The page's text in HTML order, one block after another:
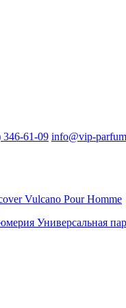
61-09 info@vip-
Vulcano Pour Homme
Универсальная